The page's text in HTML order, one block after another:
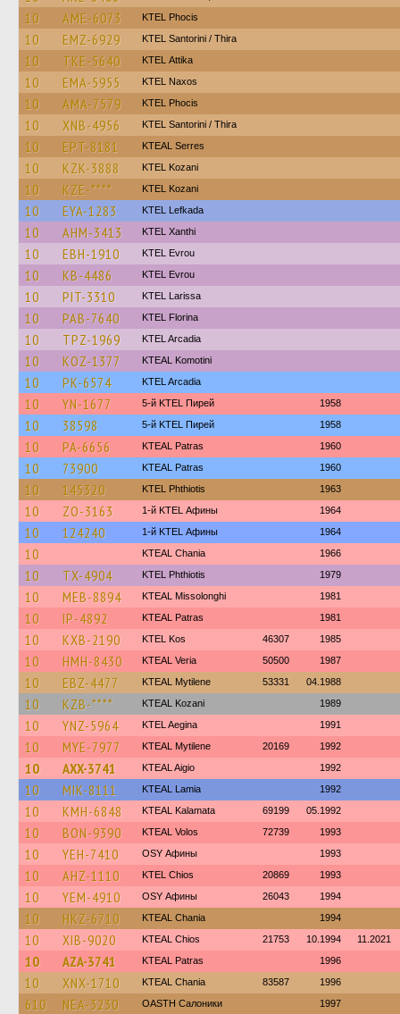
10 AME-6073 ΚΤΕL Phocis
10 EMZ-6929 KTEL Santorini / Thira
10 TKE-5640 KΤΕL Αttika
10 EMA-5955 KTEL Naxos
10 AMA-7579 ΚΤΕL Phocis
10 XNB-4956 KTEL Santorini / Thira
10 EPT-8181 KTEAL Serres
10 KZK-3888 ΚΤΕL Kozani
10 KZE-**** ΚΤΕL Kozani
10 EYA-1283 KTEL Lefkada
10 AHM-3413 KTEL Xanthi
10 EBH-1910 KTEL Evrou
10 KB-4486 KTEL Evrou
10 PIT-3310 KTEL Larissa
10 PAB-7640 KTEL Florina
10 TPZ-1969 KTEL Arcadia
10 KOZ-1377 KTEAL Komotini
10 PK-6574 KTEL Arcadia
10 YN-1677 5-й KTEL Пирей 1958
10 38598 5-й KTEL Пирей 1958
10 PA-6656 KTEAL Patras 1960
10 73900 KTEAL Patras 1960
10 145320 ΚΤΕL Phthiotis 1963
10 ZO-3163 1-й KTEL Афины 1964
10 124240 1-й KTEL Афины 1964
10 KTEAL Chania 1966
10 TX-4904 ΚΤΕL Phthiotis 1979
10 MEB-8894 KTEAL Missolonghi 1981
10 IP-4892 KTEAL Patras 1981
10 KXB-2190 KTEL Kos 46307 1985
10 HMH-8430 KTEAL Veria 50500 1987
10 EBZ-4477 KTEAL Mytilene 53331 04.1988
10 KZB-**** KTEAL Kozani 1989
10 YNZ-5964 KTEL Aegina 1991
10 MYE-7977 KTEAL Mytilene 20169 1992
10 AXX-3741 KTEAL Aigio 1992
10 MIK-8111 KTEAL Lamia 1992
10 KMH-6848 KTEAL Kalamata 69199 05.1992
10 BON-9390 KTEAL Volos 72739 1993
10 YEH-7410 OSY Афины 1993
10 AHZ-1110 KTEL Chios 20869 1993
10 YEM-4910 OSY Афины 26043 1994
10 HKZ-6710 KTEAL Chania 1994
10 XIB-9020 KTEAL Chios 21753 10.1994 11.2021
10 AZA-3741 KTEAL Patras 1996
10 XNX-1710 KTEAL Chania 83587 1996
610 NEA-3230 OASTH Салоники 1997